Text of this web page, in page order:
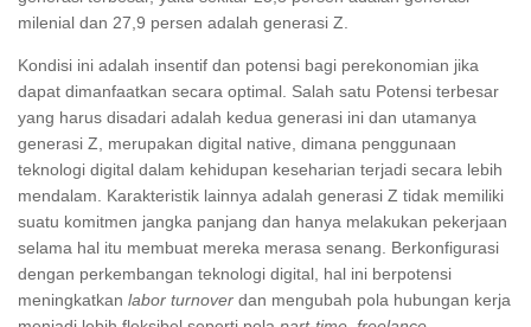
milenial dan 27,9 persen adalah generasi Z.
Kondisi ini adalah insentif dan potensi bagi perekonomian jika
dapat dimanfaatkan secara optimal. Salah satu Potensi terbesar
yang harus disadari adalah kedua generasi ini dan utamanya
generasi Z, merupakan digital native, dimana penggunaan
teknologi digital dalam kehidupan keseharian terjadi secara lebih
mendalam. Karakteristik lainnya adalah generasi Z tidak memiliki
suatu komitmen jangka panjang dan hanya melakukan pekerjaan
selama hal itu membuat mereka merasa senang. Berkonfigurasi
dengan perkembangan teknologi digital, hal ini berpotensi
meningkatkan labor turnover dan mengubah pola hubungan kerja